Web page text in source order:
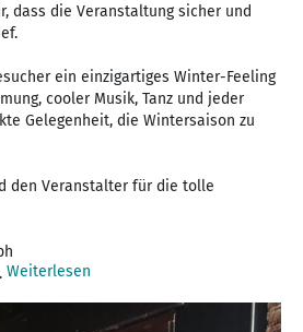
dass die Veranstaltung sicher und
ein einzigartiges Winter-Feeling
cooler Musik, Tanz und jeder
Gelegenheit, die Wintersaison zu
den Veranstalter für die tolle
Weiterlesen